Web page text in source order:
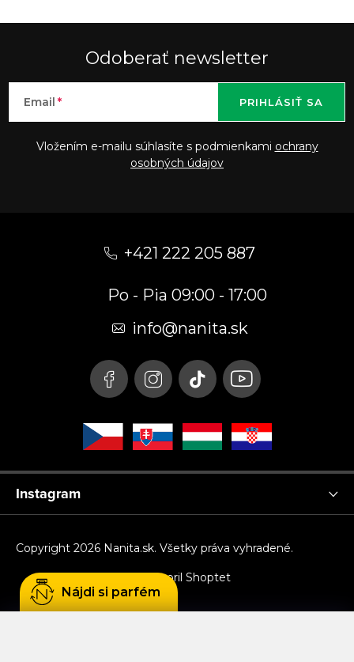
Odoberať newsletter
Email
Vložením e-mailu súhlasíte s podmienkami ochrany
osobných údajov
PRIHLÁSIŤ SA
+421 222 205 887
Po - Pia 09:00 - 17:00
info@nanita.sk
Instagram
Vytvoril Shoptet
Copyright 2026 Nanita.sk. Všetky práva vyhradené.
Nájdi si parfém